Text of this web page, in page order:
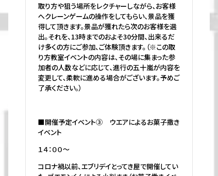
取り方や狙う場所をレクチャーしながら、お客様
へクレーンゲームの操作をしてもらい、景品を獲
得して頂きます。景品が獲れたら次のお客様を選
出。それを、13時までのおよそ30分間、出来るだ
け多くの方にご参加、ご体験頂きます。（※この取
り方教室イベントの内容は、その場に集まった参
加者の人数などに応じて、進行の五十嵐が内容を
変更して、柔軟に進める場合がございます。予めご
了承ください。）
■開催予定イベント③ ウエアによるお菓子撒き
イベント
１４：００～
コロナ禍以前、エブリデイとってき屋で開催してい